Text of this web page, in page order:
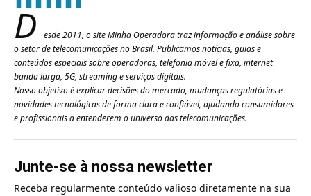
D
esde 2011, o site Minha Operadora traz informação e análise sobre
o setor de telecomunicações no Brasil. Publicamos notícias, guias e
conteúdos especiais sobre operadoras, telefonia móvel e fixa, internet
banda larga, 5G, streaming e serviços digitais.
Nosso objetivo é explicar decisões do mercado, mudanças regulatórias e
novidades tecnológicas de forma clara e confiável, ajudando consumidores
e profissionais a entenderem o universo das telecomunicações.
Junte-se à nossa newsletter
Receba regularmente conteúdo valioso diretamente na sua